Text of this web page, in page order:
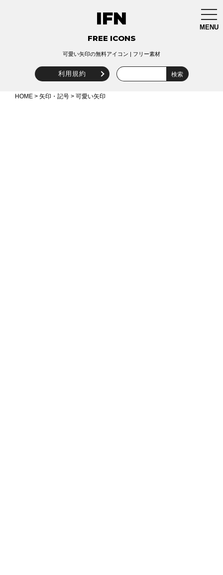
MENU
IFN
FREE ICONS
可愛い矢印の無料アイコン | フリー素材
利用規約
HOME > 矢印・記号 > 可愛い矢印